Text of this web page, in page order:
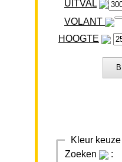
VOLANT
HOOGTE
Kleur keuze
Zoeken
: